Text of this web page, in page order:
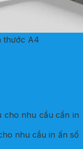
thước A4
cho nhu cầu cần in
nhu cầu in ấn số